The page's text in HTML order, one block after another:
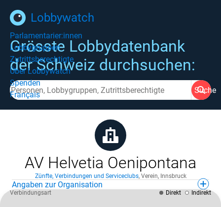
Lobbywatch
Parlamentarier:innen
Lobbygruppen
Zutrittsberechtigte
Über Lobbywatch
Spenden
Français
Grösste Lobbydatenbank
der Schweiz durchsuchen:
Suche
AV Helvetia Oenipontana
Zünfte, Verbindungen und Serviceclubs, Verein, Innsbruck
Angaben zur Organisation
Verbindungsart Direkt Indirekt